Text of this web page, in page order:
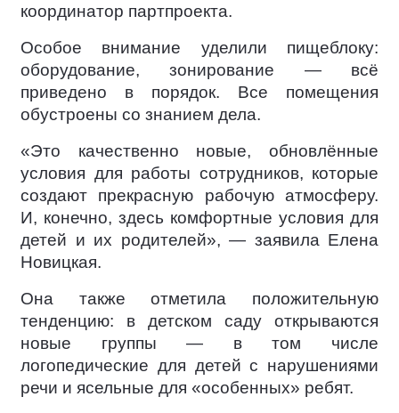
координатор партпроекта.
Особое внимание уделили пищеблоку:
оборудование, зонирование — всё
приведено в порядок. Все помещения
обустроены со знанием дела.
«Это качественно новые, обновлённые
условия для работы сотрудников, которые
создают прекрасную рабочую атмосферу.
И, конечно, здесь комфортные условия для
детей и их родителей», — заявила Елена
Новицкая.
Она также отметила положительную
тенденцию: в детском саду открываются
новые группы — в том числе
логопедические для детей с нарушениями
речи и ясельные для «особенных» ребят.